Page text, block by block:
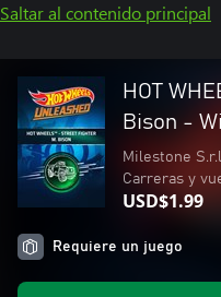
Saltar al contenido principal
HOT
Bison -
Milestone
Carreras y
USD$1.99
Requiere un juego